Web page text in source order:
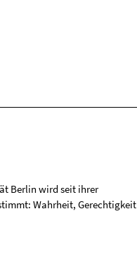
Berlin wird seit ihrer
Wahrheit, Gerechtigkeit